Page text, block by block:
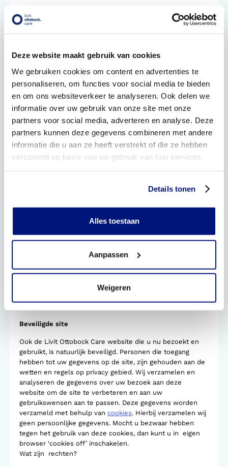
Deze website maakt gebruik van cookies
We gebruiken cookies om content en advertenties te
personaliseren, om functies voor social media te bieden
en om ons websiteverkeer te analyseren. Ook delen we
informatie over uw gebruik van onze site met onze
partners voor social media, adverteren en analyse. Deze
partners kunnen deze gegevens combineren met andere
informatie die u aan ze heeft verstrekt of die ze hebben
verzameld op basis van uw gebruik van hun services.
Details tonen
Alles toestaan
Aanpassen
Weigeren
mag van ons verwachten dat wij alles doen, wat in
zien voor medewerkers die gegevens nodig hebben om
op juiste wijze uitvoering te geven aan zorgvraag. U kunt
een reden hebben om ons te vragen bepaalde
persoonsgegevens, zoals adres, geheim te houden. Aan
zo’n verzoek voldoen wij natuurlijk altijd, binnen de eisen
die wettelijk aan ons gesteld worden. De
persoonsgegevens die u geheim wilt houden, zullen dan
niet (meer) aan derden verstrekt worden.
Livit Ottobock Care bewaart persoonsgegevens niet langer
de Wet op de geneeskundige behandelingsovereenkomst
tenzij langer bewaren noodzakelijk is, zoals bijvoorbeeld
bij chronische aandoeningen.
Sollicitatiegegevens worden maximaal 4 weken na het
akkoord heeft gegeven om deze langer te bewaren.
Ook kunnen wij telefoongesprekken met ons opnemen.
Dat doen wij om onze medewerkers te kunnen trainen en
Beveiligde site
Ook de Livit Ottobock Care website die u nu bezoekt en
gebruikt, is natuurlijk beveiligd. Personen die toegang
hebben tot uw gegevens op de site, zijn gehouden aan de
wetten en regels op privacy gebied. Wij verzamelen en
analyseren de gegevens over uw bezoek aan deze
website om de site te verbeteren en aan uw
gebruikswensen aan te passen. Deze gegevens worden
verzameld met behulp vancookies. Hierbij verzamelen wij
geen persoonlijke gegevens. Mocht u bezwaar hebben
tegen het gebruik van deze cookies, dan kunt u in eigen
browser ‘cookies off’ inschakelen.
Wat zijn rechten?